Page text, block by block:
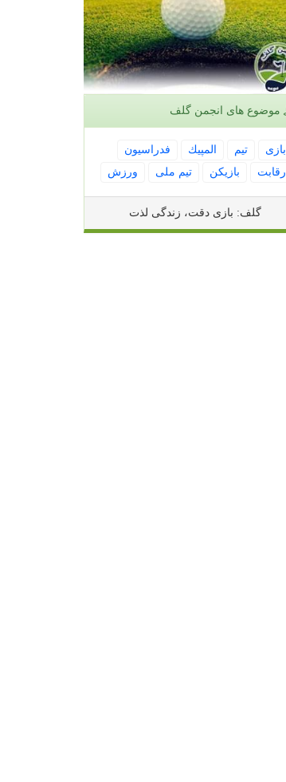
موضوع های انجمن گلف
بازی تیم المپیك
فدراسیون
رقابت
بازیكن تیم ملی ورزش
گلف: بازی دقت، زندگی لذت